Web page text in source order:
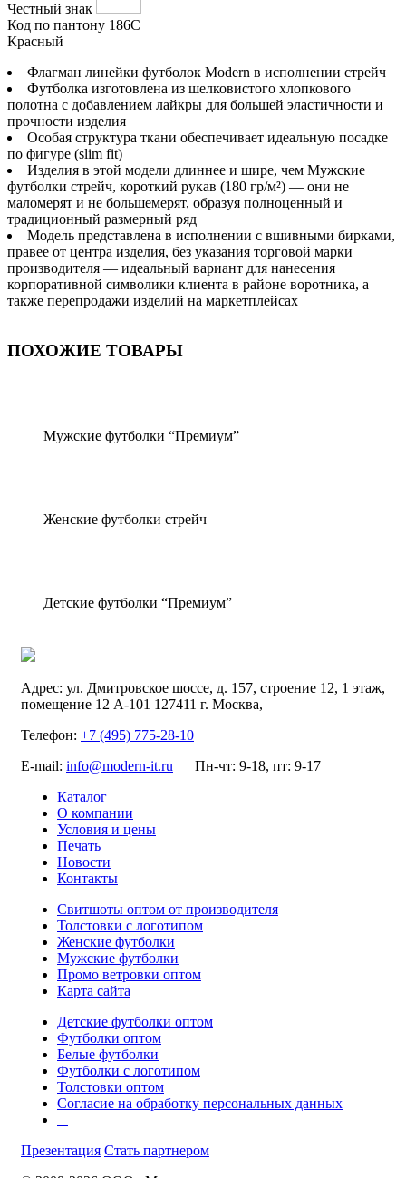
Честный знак
Код по пантону 186С
Красный
Флагман линейки футболок Modern в исполнении стрейч
Футболка изготовлена из шелковистого хлопкового
полотна с добавлением лайкры для большей эластичности и
прочности изделия
Особая структура ткани обеспечивает идеальную посадкe
по фигуре (slim fit)
Изделия в этой модели длиннее и шире, чем Мужские
футболки стрейч, короткий рукав (180 гр/м²) — они не
маломерят и не большемерят, образуя полноценный и
традиционный размерный ряд
Модель представлена в исполнении с вшивными бирками,
правее от центра изделия, без указания торговой марки
производителя — идеальный вариант для нанесения
корпоративной символики клиента в районе воротника, а
также перепродажи изделий на маркетплейсах
ПОХОЖИЕ ТОВАРЫ
Мужские футболки “Премиум”
Женские футболки стрейч
Детские футболки “Премиум”
Адрес: ул. Дмитровское шоссе, д. 157, строение 12, 1 этаж,
помещение 12 А-101 127411 г. Москва,
Телефон: +7 (495) 775-28-10
E-mail: info@modern-it.ru
Пн-чт: 9-18, пт: 9-17
Каталог
О компании
Условия и цены
Печать
Новости
Контакты
Свитшоты оптом от производителя
Толстовки с логотипом
Женские футболки
Мужские футболки
Промо ветровки оптом
Карта сайта
Детские футболки оптом
Футболки оптом
Белые футболки
Футболки с логотипом
Толстовки оптом
Согласие на обработку персональных данных
Презентация Стать партнером